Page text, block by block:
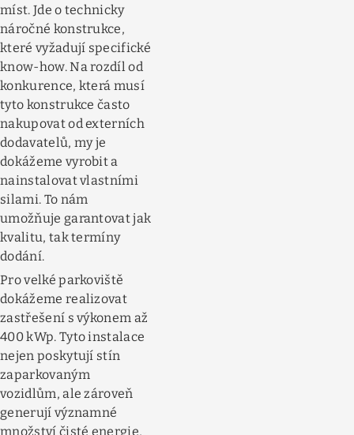
míst. Jde o technicky
náročné konstrukce,
které vyžadují specifické
know-how. Na rozdíl od
konkurence, která musí
tyto konstrukce často
nakupovat od externích
dodavatelů, my je
dokážeme vyrobit a
nainstalovat vlastními
silami. To nám
umožňuje garantovat jak
kvalitu, tak termíny
dodání.
Pro velké parkoviště
dokážeme realizovat
zastřešení s výkonem až
400 kWp. Tyto instalace
nejen poskytují stín
zaparkovaným
vozidlům, ale zároveň
generují významné
množství čisté energie,